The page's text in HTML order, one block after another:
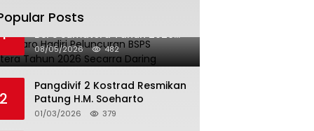
Posts
1
Bupati Karo Hadiri Peluncuran
BSPS Sumatera Tahun 2026
Secarra Daring
08/05/2026 482
2
Pangdivif 2 Kostrad Resmikan
Patung H.M. Soeharto
01/03/2026 379